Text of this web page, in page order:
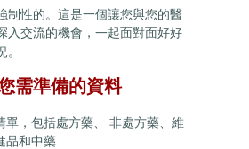
制性的。這是一個讓您與您的醫
入交流的機會，一起面對面好好
需準備的資料
單，包括處方藥、 非處方藥、維
品和中藥